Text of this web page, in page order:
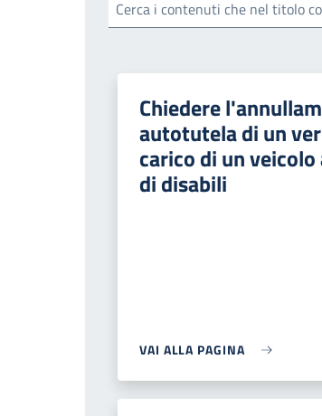
Cerca i contenuti che nel titolo
Chiedere
autotutela di un
carico di un
di disabili
VAI ALLA PAGINA